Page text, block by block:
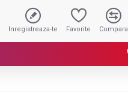
Inregistreaza-te Favorite Compara